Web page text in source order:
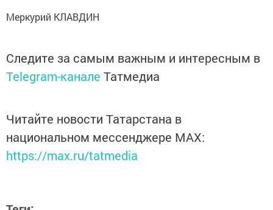
Меркурий КЛАВДИН
Следите за самым важным и интересным в
Telegram-канале Татмедиа
Читайте новости Татарстана в
национальном мессенджере MАХ:
https://max.ru/tatmedia